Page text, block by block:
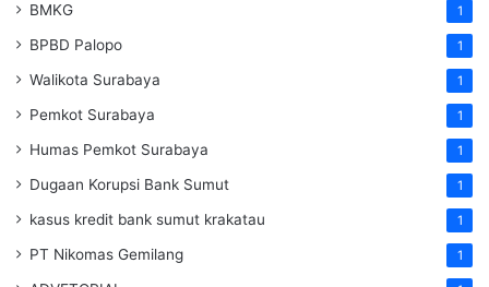
BMKG 1
BPBD Palopo 1
Walikota Surabaya 1
Pemkot Surabaya 1
Humas Pemkot Surabaya 1
Dugaan Korupsi Bank Sumut 1
kasus kredit bank sumut krakatau 1
PT Nikomas Gemilang 1